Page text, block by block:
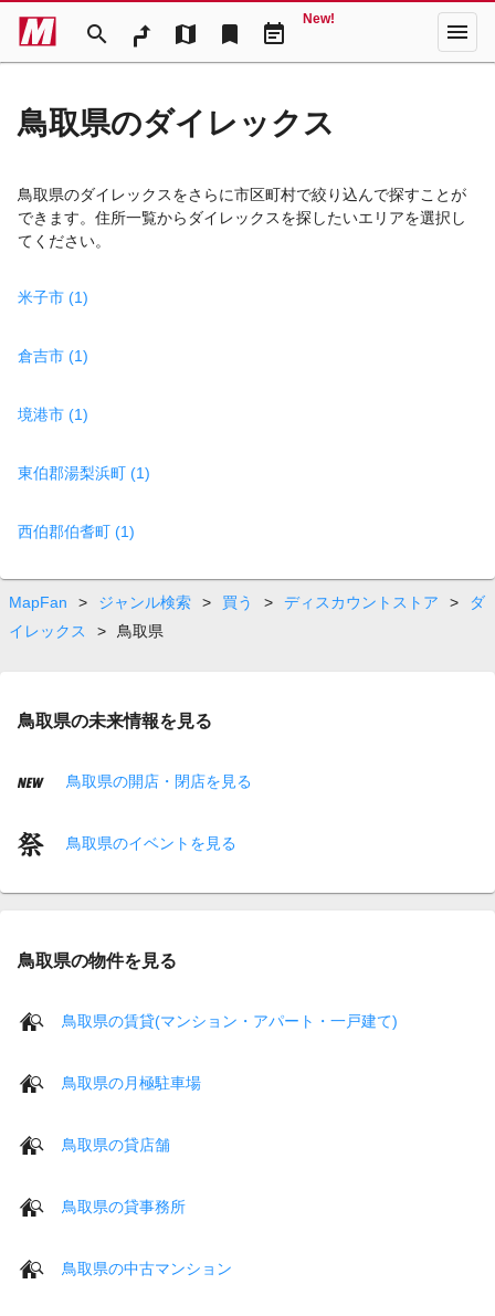
search map bookmark event_note
New! menu
鳥取県のダイレックス
鳥取県のダイレックスをさらに市区町村で絞り込んで探すことが
できます。住所一覧からダイレックスを探したいエリアを選択し
てください。
米子市 (1)
倉吉市 (1)
境港市 (1)
東伯郡湯梨浜町 (1)
西伯郡伯耆町 (1)
MapFan > ジャンル検索 > 買う > ディスカウントストア >
ダ
イレックス
> 鳥取県
鳥取県の未来情報を見る
鳥取県の開店・閉店を見る
鳥取県のイベントを見る
鳥取県の物件を見る
鳥取県の賃貸(マンション・アパート・一戸建て)
鳥取県の月極駐車場
鳥取県の貸店舗
鳥取県の貸事務所
鳥取県の中古マンション